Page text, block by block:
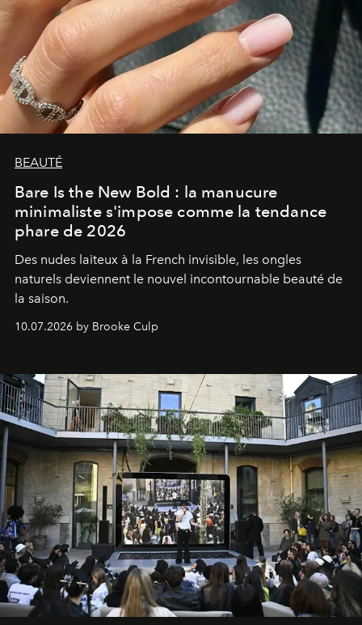
BEAUTÉ
Bare Is the New Bold : la manucure
minimaliste s'impose comme la tendance
phare de 2026
Des nudes laiteux à la French invisible, les ongles
naturels deviennent le nouvel incontournable beauté de
la saison.
10.07.2026 by Brooke Culp